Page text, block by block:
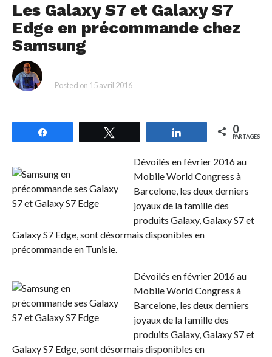
Les Galaxy S7 et Galaxy S7
Edge en précommande chez
Samsung
Posted on 15 avril 2016
Partagez 0
PARTAGES
Dévoilés en février 2016 au
Mobile World Congress à
Barcelone, les deux derniers
joyaux de la famille des
produits Galaxy, Galaxy S7 et
Galaxy S7 Edge, sont désormais disponibles en
précommande en Tunisie.
Dévoilés en février 2016 au
Mobile World Congress à
Barcelone, les deux derniers
joyaux de la famille des
produits Galaxy, Galaxy S7 et
Galaxy S7 Edge, sont désormais disponibles en